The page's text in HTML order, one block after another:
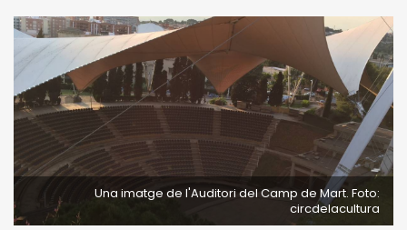
Una imatge de l'Auditori del Camp de Mart. Foto:
circdelacultura